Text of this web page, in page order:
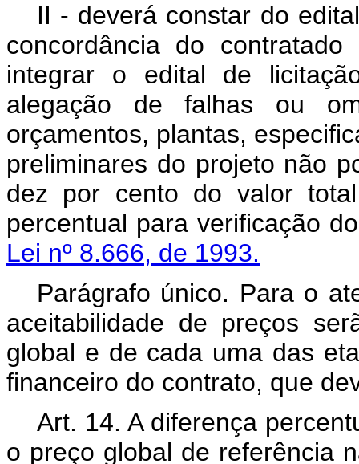
II - deverá constar do
concordância do
integrar o edital de
alegação de falhas ou
orçamentos, plantas,
preliminares do projeto não
dez por cento do valor
percentual para verificação
Lei nº 8.666, de 1993.
Parágrafo único. Para o
aceitabilidade de preços
global e de cada uma das
financeiro do contrato, que
Art. 14. A diferença
o preço global de referência